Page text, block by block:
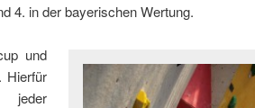
4. in der bayerischen Wertung.
und
Hierfür
jeder